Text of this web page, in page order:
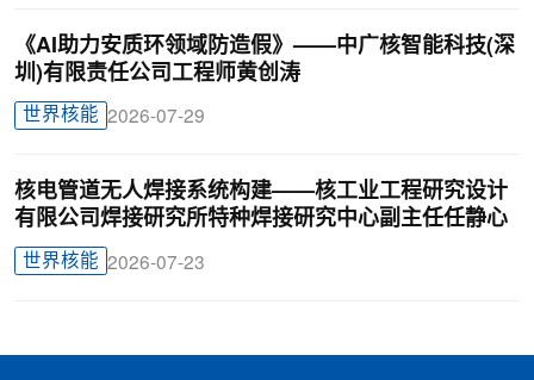
《AI助力安质环领域防造假》——中广核智能科技(深
圳)有限责任公司工程师黄创涛
世界核能 2026-07-29
核电管道无人焊接系统构建——核工业工程研究设计
有限公司焊接研究所特种焊接研究中心副主任任静心
世界核能 2026-07-23